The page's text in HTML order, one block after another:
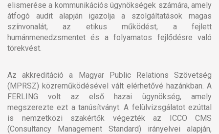
elismerése a kommunikációs ügynökségek számára, amely
átfogó audit alapján igazolja a szolgáltatások magas
színvonalát, az etikus működést, a fejlett
humánmenedzsmentet és a folyamatos fejlődésre való
törekvést.
Az akkreditáció a Magyar Public Relations Szövetség
(MPRSZ) közreműködésével vált elérhetővé hazánkban. A
FERLING volt az első hazai ügynökség, amely
megszerezte ezt a tanúsítványt. A felülvizsgálatot ezúttal
is nemzetközi szakértők végezték az ICCO CMS
(Consultancy Management Standard) irányelvei alapján,